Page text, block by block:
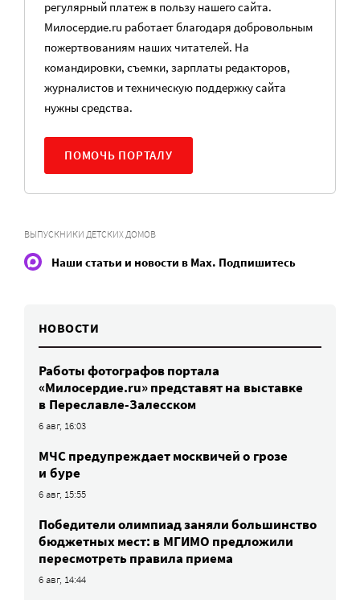
регулярный платеж в пользу нашего сайта.
Милосердие.ru работает благодаря добровольным
пожертвованиям наших читателей. На
командировки, съемки, зарплаты редакторов,
журналистов и техническую поддержку сайта
нужны средства.
ПОМОЧЬ ПОРТАЛУ
ВЫПУСКНИКИ ДЕТСКИХ ДОМОВ
Наши статьи и новости в Max. Подпишитесь
НОВОСТИ
Работы фотографов портала
«Милосердие.ru» представят на выставке
в Переславле-Залесском
6 авг, 16:03
МЧС предупреждает москвичей о грозе
и буре
6 авг, 15:55
Победители олимпиад заняли большинство
бюджетных мест: в МГИМО предложили
пересмотреть правила приема
6 авг, 14:44